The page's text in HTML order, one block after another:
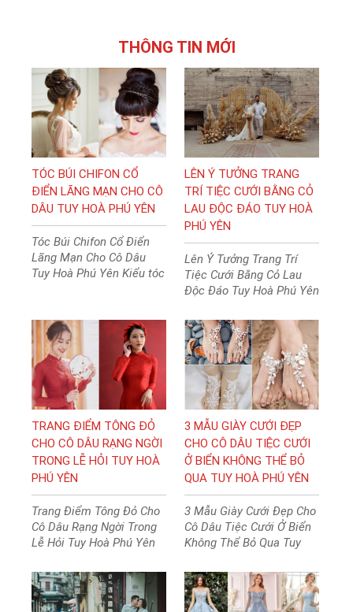
THÔNG TIN MỚI
TÓC BÚI CHIFON CỔ
ĐIỂN LÃNG MẠN CHO CÔ
DÂU TUY HOÀ PHÚ YÊN
Tóc Búi Chifon Cổ Điển
Lãng Mạn Cho Cô Dâu
Tuy Hoà Phú Yên Kiểu tóc
phong cách cổ điển với
cách búi vặn thừng thấp.
LÊN Ý TƯỞNG TRANG
TRÍ TIỆC CƯỚI BẰNG CỎ
LAU ĐỘC ĐÁO TUY HOÀ
PHÚ YÊN
Lên Ý Tưởng Trang Trí
Tiệc Cưới Bằng Cỏ Lau
Độc Đáo Tuy Hoà Phú Yên
cỏ lau là một ý tưởng độc
đáo dành cho mùa thu,
mang đến không gian
lãng mạn và ấn tượng.
TRANG ĐIỂM TÔNG ĐỎ
CHO CÔ DÂU RẠNG NGỜI
TRONG LỄ HỎI TUY HOÀ
PHÚ YÊN
Trang Điểm Tông Đỏ Cho
Cô Dâu Rạng Ngời Trong
Lễ Hỏi Tuy Hoà Phú Yên
trong suốt cho cô dâu
3 MẪU GIÀY CƯỚI ĐẸP
CHO CÔ DÂU TIỆC CƯỚI
Ở BIỂN KHÔNG THỂ BỎ
QUA TUY HOÀ PHÚ YÊN
3 Mẫu Giày Cưới Đẹp Cho
Cô Dâu Tiệc Cưới Ở Biển
Không Thể Bỏ Qua Tuy
cưới nào trên bãi biển
giúp cô dâu di chuyển dễ
dàng mà vẫn giữ vẻ sang